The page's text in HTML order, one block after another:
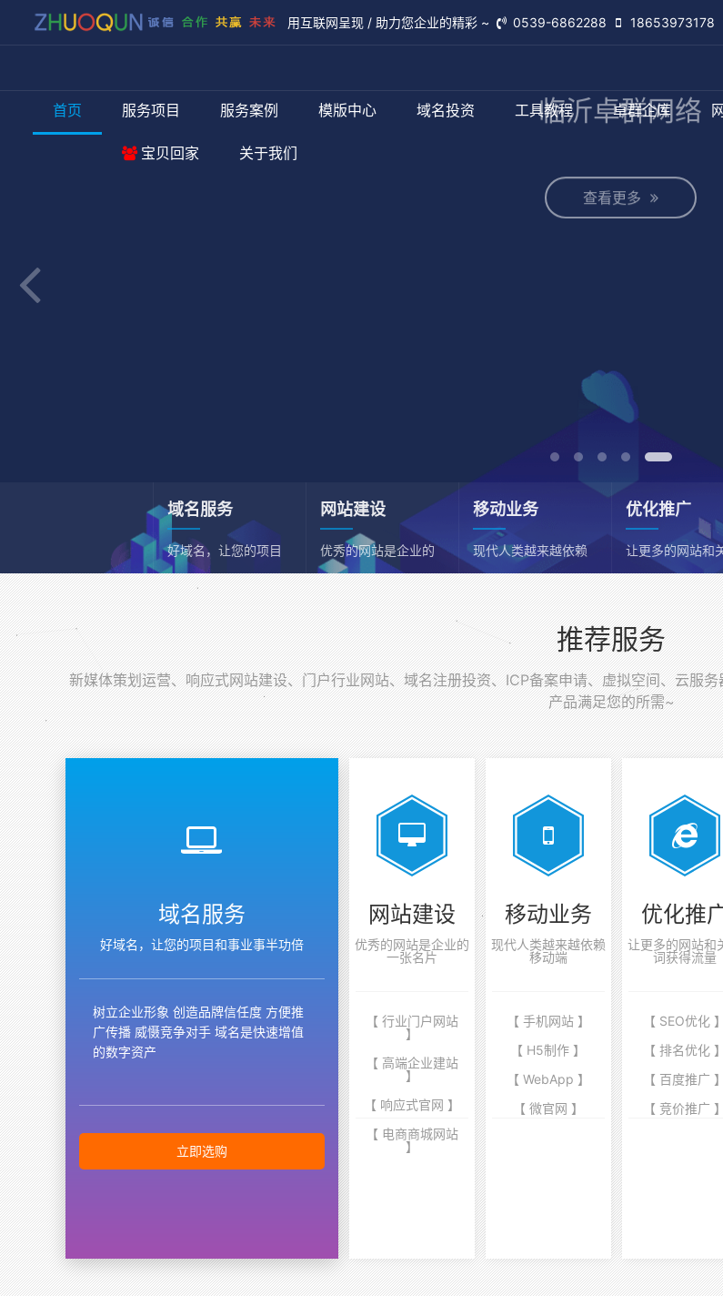
用互联网呈现 / 助力您企业的精彩 ~ 0539-6862288 18653973178
首页 服务项目 服务案例 模版中心 域名投资 工具教程 卓群企库
宝贝回家 关于我们
临沂卓群网络
域名服务
好域名，让您的项目
和事业事半功倍
网站建设
优秀的网站是企业的
一张名片
移动业务
现代人类越来越依赖
移动端
优化推广
让更多的网站和
词获得流量
新媒体策划运营
新媒体综合策划运营 推荐服务
新媒体策划运营、响应式网站建设、门户行业网站、域名注册投资、ICP备案申请、虚拟空间、云服
产品满足您的所需~
域名服务
好域名，让您的项目和事业事半功倍
树立企业形象 创造品牌信任度 方便推
广传播 威慑竞争对手 域名是快速增值
的数字资产
立即选购
网站建设
优秀的网站是企业的
一张名片
【 行业门户网站
】
【 高端企业建站
】
【 响应式官网 】
【 电商商城网站
】
移动业务
现代人类越来越依赖
移动端
【 手机网站 】
【 H5制作 】
【 WebApp 】
【 微官网 】
优化推
让更多的网站和
词获得流量
【 SEO优化 】
【 排名优化 】
【 百度推广 】
【 竞价推广 】